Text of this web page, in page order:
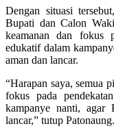
Dengan situasi
Bupati dan Calon
keamanan dan fokus
edukatif dalam
aman dan lancar.
“Harapan saya, semua
fokus pada
kampanye nanti, agar
lancar,” tutup